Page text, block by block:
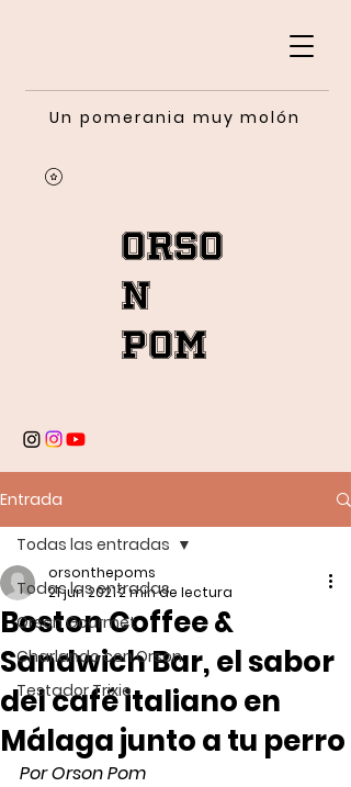
Orso
n
Pom
Un pomerania muy molón
Entrada
Todas las entradas
Orson Gourmet
Charlando con Orson
Testador Trixie
Todas las entradas
Boston Coffee &
Sandwich Bar, el sabor
del café italiano en
Málaga junto a tu perro
orsonthepoms
21 jun 20212 min de lectura
Por Orson Pom